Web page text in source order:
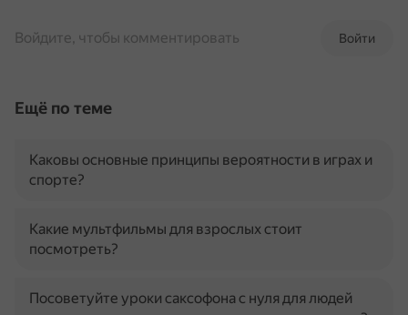
Войти
Войдите, чтобы комментировать
Ещё по теме
Каковы основные принципы вероятности в играх и
спорте?
Какие мультфильмы для взрослых стоит
посмотреть?
Посоветуйте уроки саксофона с нуля для людей